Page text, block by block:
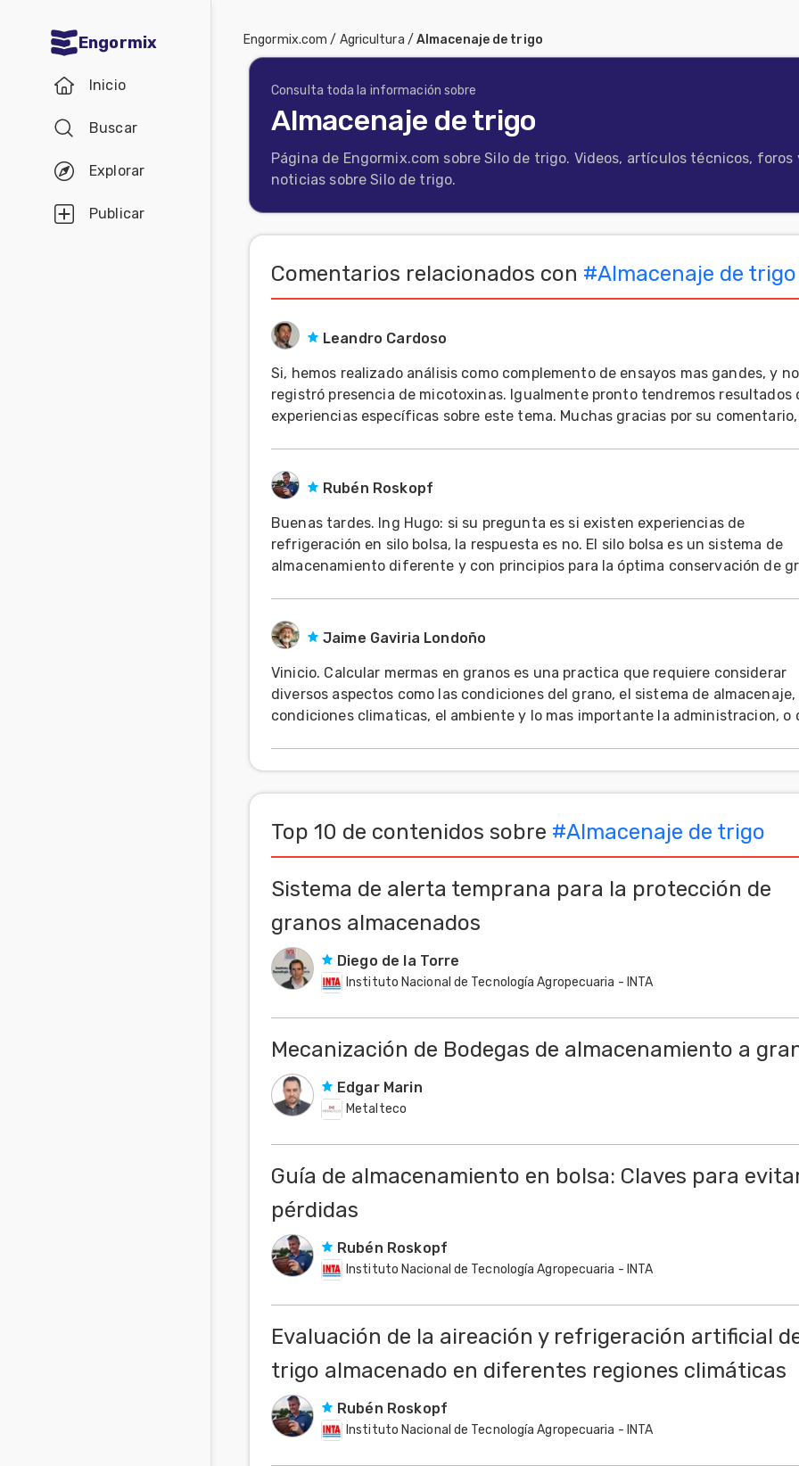
Engormix
Inicio
Buscar
Explorar
Publicar
Agricultura
Balanceados
Porcicultura
Engormix.com / Agricultura / Almacenaje de trigo
Consulta toda la información sobre
Almacenaje de trigo
Página de Engormix.com sobre Silo de trigo. Videos, artículos técnicos, foros
noticias sobre Silo de trigo.
Comentarios relacionados con #Almacenaje de trigo
Leandro Cardoso
Si, hemos realizado análisis como complemento de ensayos mas gandes, y
registró presencia de micotoxinas. Igualmente pronto tendremos resultados
experiencias específicas sobre este tema. Muchas gracias por su
Rubén Roskopf
Buenas tardes. Ing Hugo: si su pregunta es si existen experiencias de
refrigeración en silo bolsa, la respuesta es no. El silo bolsa es un sistema de
almacenamiento diferente y con principios para la óptima conservación de
Jaime Gaviria Londoño
Vinicio. Calcular mermas en granos es una practica que requiere considerar
diversos aspectos como las condiciones del grano, el sistema de almacenaje,
condiciones climaticas, el ambiente y lo mas importante la administracion, o
Top 10 de contenidos sobre #Almacenaje de trigo
Sistema de alerta temprana para la protección de
granos almacenados
Diego de la Torre
Instituto Nacional de Tecnología Agropecuaria - INTA
Mecanización de Bodegas de almacenamiento a
Edgar Marin
Metalteco
Guía de almacenamiento en bolsa: Claves para
pérdidas
Rubén Roskopf
Instituto Nacional de Tecnología Agropecuaria - INTA
Evaluación de la aireación y refrigeración artificial
trigo almacenado en diferentes regiones climáticas
Rubén Roskopf
Instituto Nacional de Tecnología Agropecuaria - INTA